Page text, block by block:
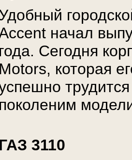
начал
года. Сегодня
Motors, которая
поколеним
ГАЗ 3110